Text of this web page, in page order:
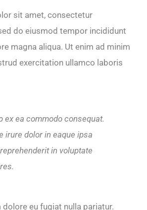
sit amet, consectetur
do eiusmod tempor incididunt
magna aliqua. Ut enim ad minim
exercitation ullamco laboris
ex ea commodo consequat.
irure dolor in eaque ipsa
in voluptate
eu fugiat nulla pariatur.